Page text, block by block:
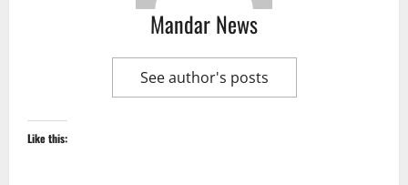
Mandar News
See author's posts
Like this: